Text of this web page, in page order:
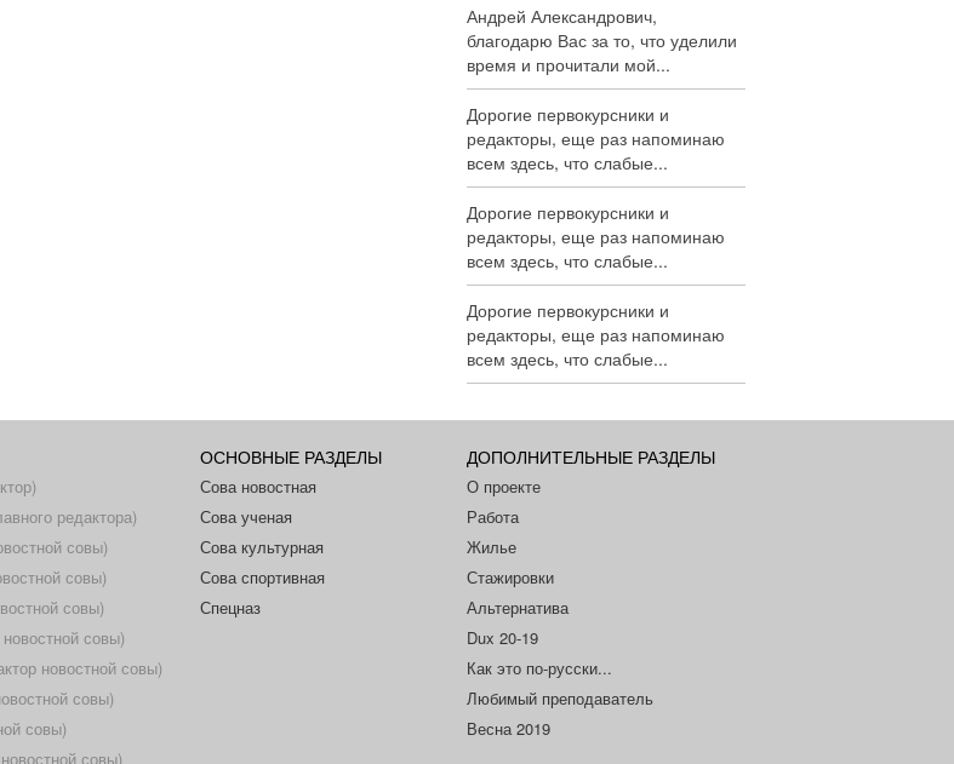
Андрей Александрович,
благодарю Вас за то, что уделили
время и прочитали мой...
Дорогие первокурсники и
редакторы, еще раз напоминаю
всем здесь, что слабые...
Дорогие первокурсники и
редакторы, еще раз напоминаю
всем здесь, что слабые...
Дорогие первокурсники и
редакторы, еще раз напоминаю
всем здесь, что слабые...
редактора)
совы)
совы)
совы)
совы)
новостной совы)
совы)
совы)
совы)
ОСНОВНЫЕ РАЗДЕЛЫ
Сова новостная
Сова ученая
Сова культурная
Сова спортивная
Спецназ
ДОПОЛНИТЕЛЬНЫЕ РАЗДЕЛЫ
О проекте
Работа
Жилье
Стажировки
Альтернатива
Dux 20-19
Как это по-русски...
Любимый преподаватель
Весна 2019